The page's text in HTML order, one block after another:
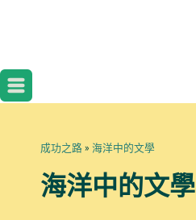
成功之路» 海洋中的文學
海洋中的文學